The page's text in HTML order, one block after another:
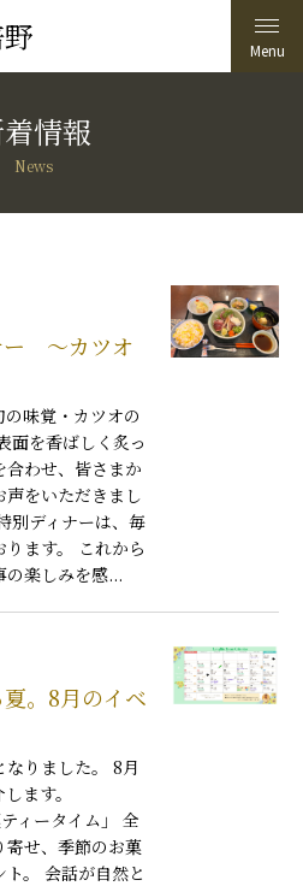
情報
News
ー ～カツオ
味覚・カツオの
面を香ばしく炙っ
わせ、皆さまか
声をいただきまし
別ディナーは、毎
ます。 これから
の楽しみを感...
。8月のイベ
りました。 8月
ます。
ィータイム」 全
寄せ、季節のお菓
。 会話が自然と